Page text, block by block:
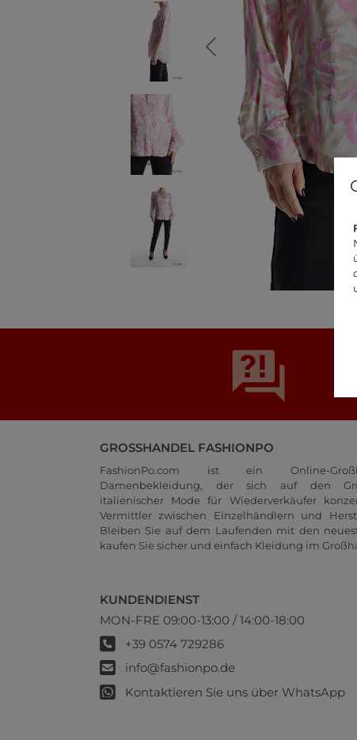
GROSSHANDEL FASHIONPO
FashionPo.com ist ein Online-
Damenbekleidung, der sich auf den
italienischer Mode für Wiederverkäufer
Vermittler zwischen Einzelhändlern und
Bleiben Sie auf dem Laufenden mit den
kaufen Sie sicher und einfach Kleidung im
KUNDENDIENST
MON-FRE 09:00-13:00 / 14:00-18:00
+39 0574 729286
info@fashionpo.de
Kontaktieren Sie uns über WhatsApp